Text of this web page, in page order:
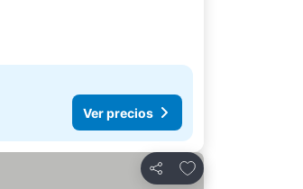
Ver precios
Compartir
Agregar a favoritos